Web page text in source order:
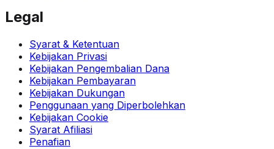
Legal
Syarat & Ketentuan
Kebijakan Privasi
Kebijakan Pengembalian Dana
Kebijakan Pembayaran
Kebijakan Dukungan
Penggunaan yang Diperbolehkan
Kebijakan Cookie
Syarat Afiliasi
Penafian